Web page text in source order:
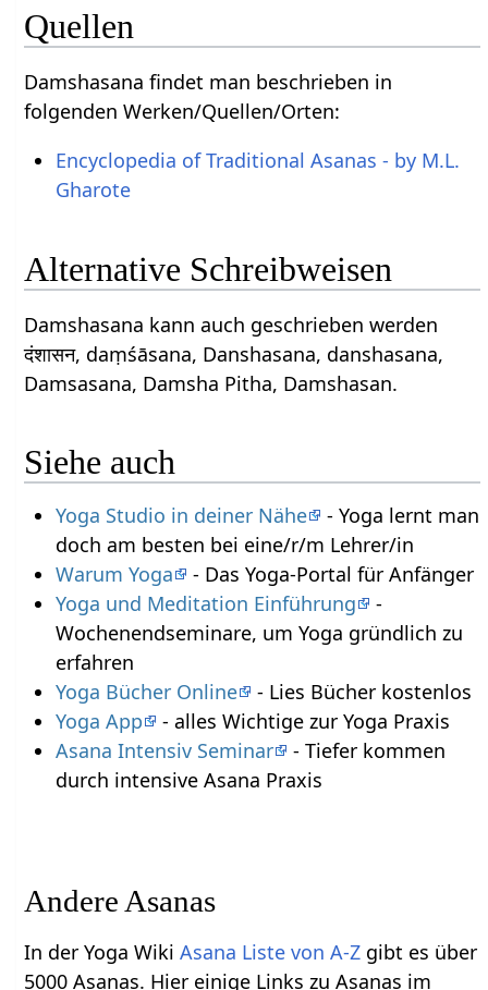
Quellen
Damshasana findet man beschrieben in
folgenden Werken/Quellen/Orten:
Encyclopedia of Traditional Asanas - by M.L.
Gharote
Alternative Schreibweisen
Damshasana kann auch geschrieben werden
दंशासन, daṃśāsana, Danshasana, danshasana,
Damsasana, Damsha Pitha, Damshasan.
Siehe auch
Yoga Studio in deiner Nähe
- Yoga lernt man
doch am besten bei eine/r/m Lehrer/in
Warum Yoga
- Das Yoga-Portal für Anfänger
Yoga und Meditation Einführung
-
Wochenendseminare, um Yoga gründlich zu
erfahren
Yoga Bücher Online
- Lies Bücher kostenlos
Yoga App
- alles Wichtige zur Yoga Praxis
Asana Intensiv Seminar
- Tiefer kommen
durch intensive Asana Praxis
Andere Asanas
In der Yoga WikiAsana Liste von A-Z gibt es über
5000 Asanas. Hier einige Links zu Asanas im